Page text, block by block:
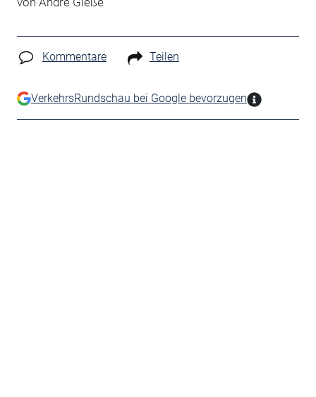
Kommentare Teilen
VerkehrsRundschau bei Google bevorzugen